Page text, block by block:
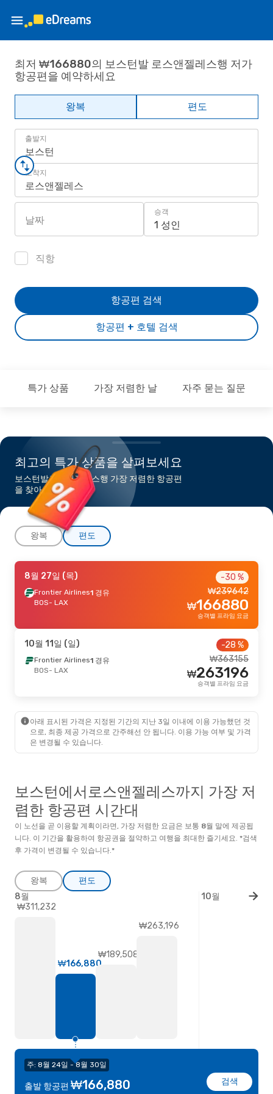
최저 ₩166880의 보스턴발 로스앤젤레스행 저가
항공편을 예약하세요
왕복 편도
출발지
보스턴
도착지
로스앤젤레스
날짜
승객
1 성인
직항
항공편 + 호텔 검색
항공편 검색
특가 상품 가장 저렴한 날 자주 묻는 질문
최고의 특가 상품을 살펴보세요
보스턴발로스앤젤레스행 가장 저렴한 항공편
을 찾아보세요
왕복 편도
9월 7일 (월)- 9월 9일 (수)
American Airlines 직항
BOS- LAX
538880
490607
8월 27일 (목)
Frontier Airlines1 경유
BOS- LAX
-30 %
239642
₩
166880
₩
승객별 프라임 요금
10월 11일 (일)
Frontier Airlines1 경유
BOS- LAX
-28 %
363155
₩
263196
₩
승객별 프라임 요금
아래 표시된 가격은 지정된 기간의 지난 3일 이내에 이용 가능했던 것
으로, 최종 제공 가격으로 간주해선 안 됩니다. 이용 가능 여부 및 가격
은 변경될 수 있습니다.
보스턴에서로스앤젤레스까지 가장 저
렴한 항공편 시간대
이 노선을 곧 이용할 계획이라면, 가장 저렴한 요금은 보통 8월 말에 제공됩
니다. 이 기간을 활용하여 항공권을 절약하고 여행을 최대한 즐기세요. *검색
후 가격이 변경될 수 있습니다.*
왕복 편도
주: 8월 24일 - 8월 30일
출발 항공편 ₩166,880 검색
₩311,232
₩166,880
₩189,508
₩263,196
8월 10월